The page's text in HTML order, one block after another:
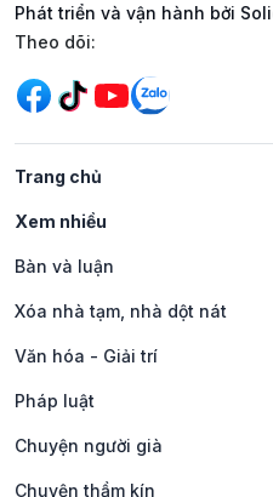
Phát triển và vận hành bởi
Mạng xã hội
Theo dõi:
Trang chủ
Xem nhiều
Bàn và luận
Xóa nhà tạm, nhà dột nát
Văn hóa - Giải trí
Pháp luật
Chuyện người già
Chuyện thầm kín